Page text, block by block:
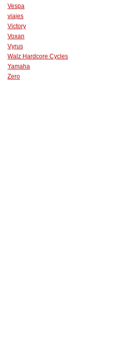
Vespa
viajes
Victory
Voxan
Vyrus
Walz Hardcore Cycles
Yamaha
Zero